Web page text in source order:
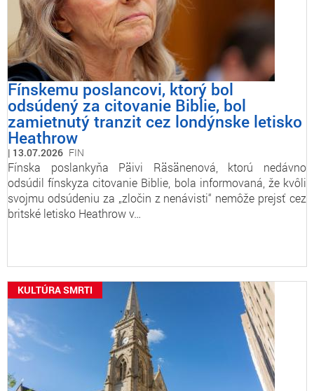
Fínskemu poslancovi, ktorý bol
odsúdený za citovanie Biblie, bol
zamietnutý tranzit cez londýnske letisko
Heathrow
13.07.2026 FIN
Fínska poslankyňa Päivi Räsänenová, ktorú nedávno
odsúdil fínskyza citovanie Biblie, bola informovaná, že kvôli
svojmu odsúdeniu za „zločin z nenávisti“ nemôže prejsť cez
britské letisko Heathrow v…
KULTÚRA SMRTI